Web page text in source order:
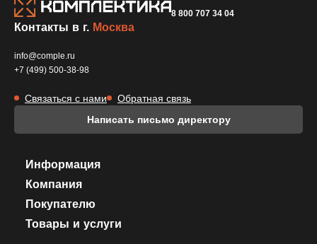
8 800 707 34 04
Написать письмо директору
Информация
Компания
Покупателю
Товары и услуги
Контакты в г. Москва
info@comple.ru
+7 (499) 500-38-98
Связаться с нами Обратная связь